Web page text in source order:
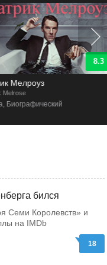
8.3
Мелроуз
Биографический
бился
Семи Королевств» и
на IMDb
18